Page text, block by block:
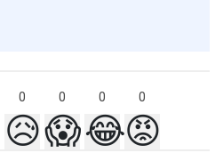
0 0 0 0
😥😱😂😡